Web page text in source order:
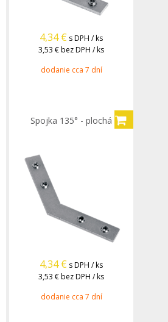
4,34 € s DPH / ks
3,53 €bez DPH / ks
dodanie cca 7 dní
Spojka 135° - plochá
4,34 € s DPH / ks
3,53 €bez DPH / ks
dodanie cca 7 dní